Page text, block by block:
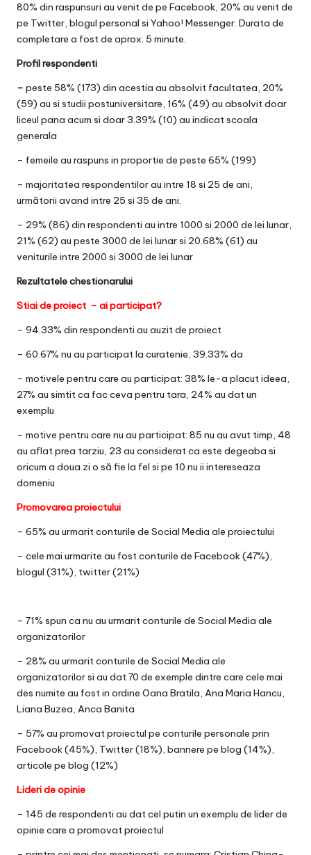
80% din raspunsuri au venit de pe Facebook, 20% au venit de
pe Twitter, blogul personal si Yahoo! Messenger. Durata de
completare a fost de aprox. 5 minute.
Profil respondenti
– peste 58% (173) din acestia au absolvit facultatea, 20%
(59) au si studii postuniversitare, 16% (49) au absolvit doar
liceul pana acum si doar 3.39% (10) au indicat scoala
generala
– femeile au raspuns in proportie de peste 65% (199)
– majoritatea respondentilor au intre 18 si 25 de ani,
următorii avand intre 25 si 35 de ani.
– 29% (86) din respondenti au intre 1000 si 2000 de lei lunar,
21% (62) au peste 3000 de lei lunar si 20.68% (61) au
veniturile intre 2000 si 3000 de lei lunar
Rezultatele chestionarului
Stiai de proiect – ai participat?
– 94.33% din respondenti au auzit de proiect
– 60.67% nu au participat la curatenie, 39.33% da
– motivele pentru care au participat: 38% le-a placut ideea,
27% au simtit ca fac ceva pentru tara, 24% au dat un
exemplu
– motive pentru care nu au participat: 85 nu au avut timp, 48
au aflat prea tarziu, 23 au considerat ca este degeaba si
oricum a doua zi o să fie la fel si pe 10 nu ii intereseaza
domeniu
Promovarea proiectului
– 65% au urmarit conturile de Social Media ale proiectului
– cele mai urmarite au fost conturile de Facebook (47%),
blogul (31%), twitter (21%)
– 71% spun ca nu au urmarit conturile de Social Media ale
organizatorilor
– 28% au urmarit conturile de Social Media ale
organizatorilor si au dat 70 de exemple dintre care cele mai
des numite au fost in ordine Oana Bratila, Ana Maria Hancu,
Liana Buzea, Anca Banita
– 57% au promovat proiectul pe conturile personale prin
Facebook (45%), Twitter (18%), bannere pe blog (14%),
articole pe blog (12%)
Lideri de opinie
– 145 de respondenti au dat cel putin un exemplu de lider de
opinie care a promovat proiectul